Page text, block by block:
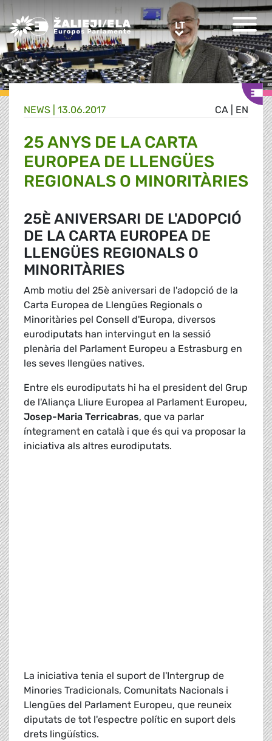
Greens/EFA Home LTLT
CA EN
NEWS | 13.06.2017
25 ANYS DE LA CARTA
EUROPEA DE LLENGÜES
REGIONALS O MINORITÀRIES
25È ANIVERSARI DE L'ADOPCIÓ
DE LA CARTA EUROPEA DE
LLENGÜES REGIONALS O
MINORITÀRIES
Amb motiu del 25è aniversari de l'adopció de la
Carta Europea de Llengües Regionals o
Minoritàries pel Consell d'Europa, diversos
eurodiputats han intervingut en la sessió
plenària del Parlament Europeu a Estrasburg en
les seves llengües natives.
Entre els eurodiputats hi ha el president del Grup
de l'Aliança Lliure Europea al Parlament Europeu,
Josep-Maria Terricabras, que va parlar
íntegrament en català i que és qui va proposar la
iniciativa als altres eurodiputats.
La iniciativa tenia el suport de l'Intergrup de
Minories Tradicionals, Comunitats Nacionals i
Llengües del Parlament Europeu, que reuneix
diputats de tot l'espectre polític en suport dels
drets lingüístics.